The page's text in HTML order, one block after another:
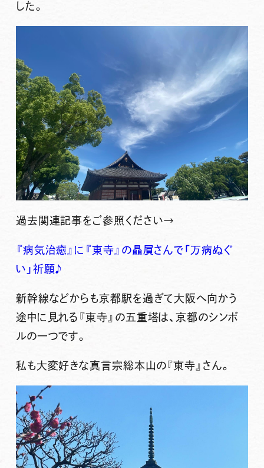
した。
過去関連記事をご参照ください→
『病気治癒』に『東寺』の贔屓さんで「万病ぬぐ
い」祈願♪
新幹線などからも京都駅を過ぎて大阪へ向かう
途中に見れる『東寺』の五重塔は、京都のシンボ
ルの一つです。
私も大変好きな真言宗総本山の『東寺』さん。